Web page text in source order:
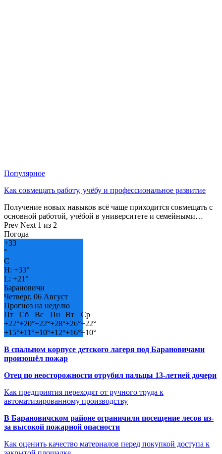
Популярное
Как совмещать работу, учёбу и профессиональное развитие
Получение новых навыков всё чаще приходится совмещать с
основной работой, учёбой в университете и семейными…
Prev Next 1 из 2
Погода
+33
°
C
H: +33°
L: +21°
Барановичи
Четверг, 06 Август
Прогноз на неделю
Пт
Сб Вс Пн Вт
Ср
+22°+20°+22°+28°+26°+22°
+15°+11°+10°+12°+16°+10°
В спальном корпусе детского лагеря под Барановичами
произошёл пожар
Отец по неосторожности отрубил пальцы 13-летней дочери
Как предприятия переходят от ручного труда к
автоматизированному производству
В Барановичском районе ограничили посещение лесов из-
за высокой пожарной опасности
Как оценить качество материалов перед покупкой доступа к